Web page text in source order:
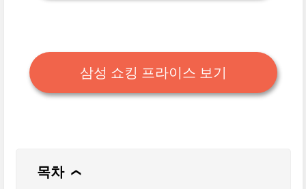
삼성 쇼킹 프라이스 보기
목차 ❯